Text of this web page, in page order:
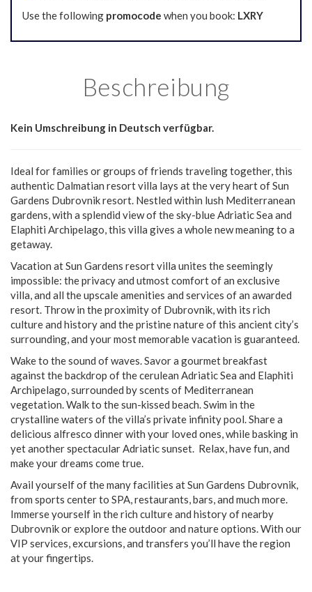
Use the following promocode when you book: LXRY
Beschreibung
Kein Umschreibung in Deutsch verfügbar.
Ideal for families or groups of friends traveling together, this
authentic Dalmatian resort villa lays at the very heart of Sun
Gardens Dubrovnik resort. Nestled within lush Mediterranean
gardens, with a splendid view of the sky-blue Adriatic Sea and
Elaphiti Archipelago, this villa gives a whole new meaning to a
getaway.
Vacation at Sun Gardens resort villa unites the seemingly
impossible: the privacy and utmost comfort of an exclusive
villa, and all the upscale amenities and services of an awarded
resort. Throw in the proximity of Dubrovnik, with its rich
culture and history and the pristine nature of this ancient city’s
surrounding, and your most memorable vacation is guaranteed.
Wake to the sound of waves. Savor a gourmet breakfast
against the backdrop of the cerulean Adriatic Sea and Elaphiti
Archipelago, surrounded by scents of Mediterranean
vegetation. Walk to the sun-kissed beach. Swim in the
crystalline waters of the villa’s private infinity pool. Share a
delicious alfresco dinner with your loved ones, while basking in
yet another spectacular Adriatic sunset. Relax, have fun, and
make your dreams come true.
Avail yourself of the many facilities at Sun Gardens Dubrovnik,
from sports center to SPA, restaurants, bars, and much more.
Immerse yourself in the rich culture and history of nearby
Dubrovnik or explore the outdoor and nature options. With our
VIP services, excursions, and transfers you’ll have the region
at your fingertips.